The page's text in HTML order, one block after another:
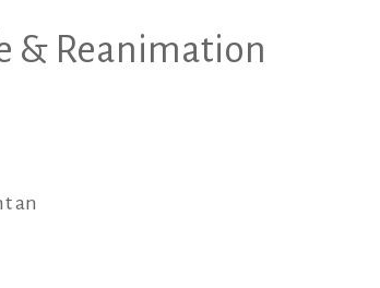
& Reanimation
an